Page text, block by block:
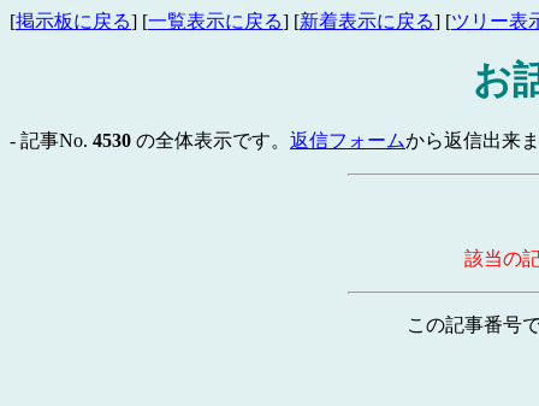
[掲示板に戻る] [一覧表示に戻る] [新着表示に戻る] [ツリー表
お
- 記事No. 4530 の全体表示です。 返信フォームから返信出来
該当の
この記事番号